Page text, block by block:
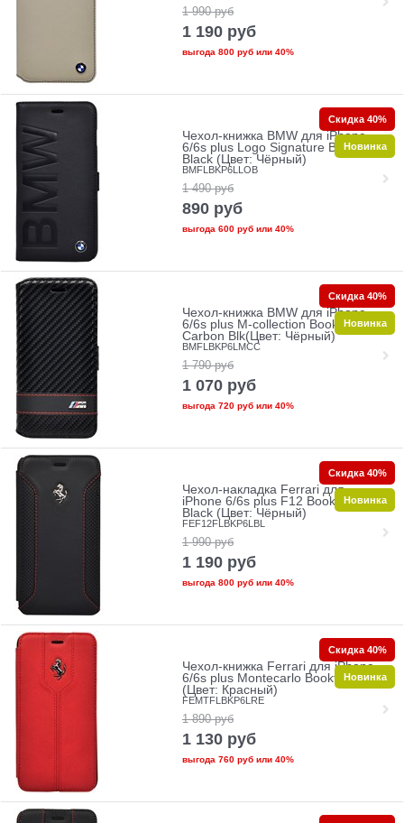
1 990 руб
1 190 руб
выгода 800 рубили 40%
Чехол-книжка BMW для iPhone
6/6s plus Logo Signature Booktype
Black (Цвет: Чёрный)
BMFLBKP6LLOB
1 490 руб
890 руб
выгода 600 рубили 40%
Скидка 40%
Новинка
Чехол-книжка BMW для iPhone
6/6s plus M-collection Booktype
Carbon Blk(Цвет: Чёрный)
BMFLBKP6LMCC
1 790 руб
1 070 руб
выгода 720 рубили 40%
Скидка 40%
Новинка
Чехол-накладка Ferrari для
iPhone 6/6s plus F12 Booktype
Black (Цвет: Чёрный)
FEF12FLBKP6LBL
1 990 руб
1 190 руб
выгода 800 рубили 40%
Скидка 40%
Новинка
Чехол-книжка Ferrari для iPhone
6/6s plus Montecarlo Booktype Red
(Цвет: Красный)
FEMTFLBKP6LRE
1 890 руб
1 130 руб
выгода 760 рубили 40%
Скидка 40%
Новинка